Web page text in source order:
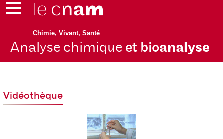
Chimie, Vivant, Santé
Analyse chimique et bioanalyse
Vidéothèque